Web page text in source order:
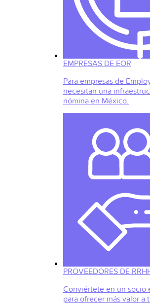
EMPRESAS DE EOR
Para empresas de
necesitan una
nómina en México.
PROVEEDORES DE
Conviértete en un socio
para ofrecer más valor a